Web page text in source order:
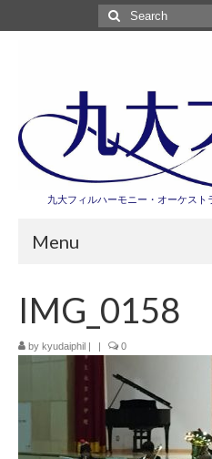
Search
for:
九大フィルハーモニー・オーケスト
Menu
演奏会情報
卒業記念演奏会2027
九大フィルとは
九大フィルの歴史
IMG_0158
by kyudaiphil 0